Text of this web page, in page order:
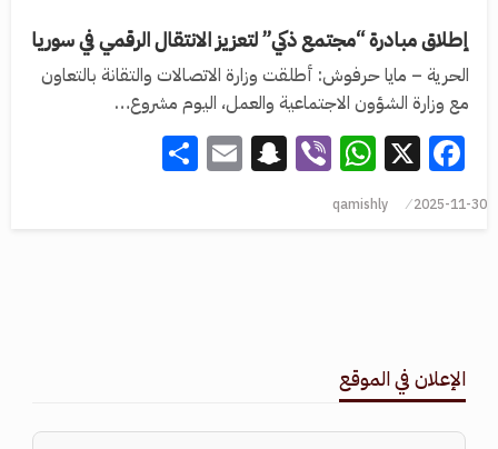
إطلاق مبادرة “مجتمع ذكي” لتعزيز الانتقال الرقمي في سوريا
الحرية – مايا حرفوش: أطلقت وزارة الاتصالات والتقانة بالتعاون
مع وزارة الشؤون الاجتماعية والعمل، اليوم مشروع…
Facebook
X
WhatsApp
Viber
Snapchat
Email
2025-11-30
qamishly
الإعلان في الموقع